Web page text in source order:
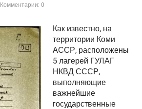
Комментарии: 0
Как известно, на
территории Коми
АССР, расположены
5 лагерей ГУЛАГ
НКВД СССР,
выполняющие
важнейшие
государственные